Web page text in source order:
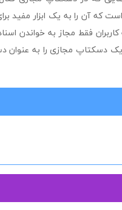
که آن را به یک ابزار مفید
فقط مجاز به خواندن
یک دسکتاپ مجازی را به